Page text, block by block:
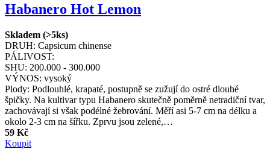
Habanero Hot Lemon
Skladem (>5ks)
DRUH: Capsicum chinense
PÁLIVOST:
SHU: 200.000 - 300.000
VÝNOS: vysoký
Plody: Podlouhlé, krapaté, postupně se zužují do ostré dlouhé
špičky. Na kultivar typu Habanero skutečně poměrně netradiční tvar,
zachovávají si však podélné žebrování. Měří asi 5-7 cm na délku a
okolo 2-3 cm na šířku. Zprvu jsou zelené,…
59 Kč
Koupit